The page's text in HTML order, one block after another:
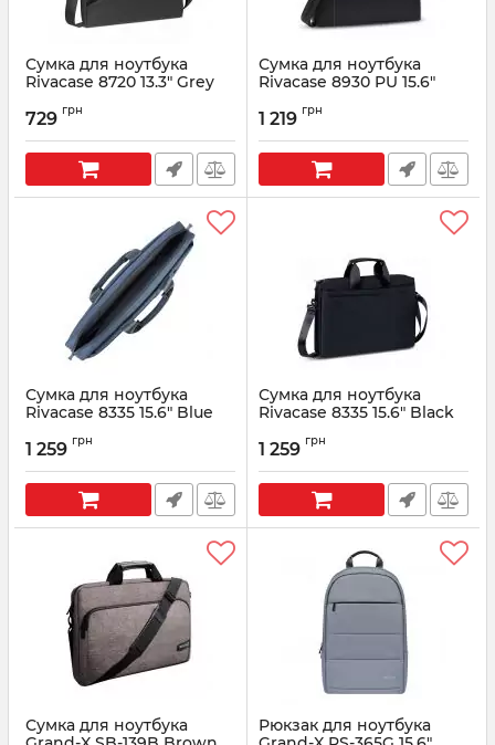
Сумка для ноутбука
Rivacase 8720 13.3" Grey
729 грн
Сумка для ноутбука
Rivacase 8930 PU 15.6"
Артикул:
1 219 грн
Сумка для ноутбука
Rivacase 8335 15.6" Blue
1 259 грн
Сумка для ноутбука
Rivacase 8335 15.6" Black
1 259 грн
Сумка для ноутбука
Рюкзак для ноутбука